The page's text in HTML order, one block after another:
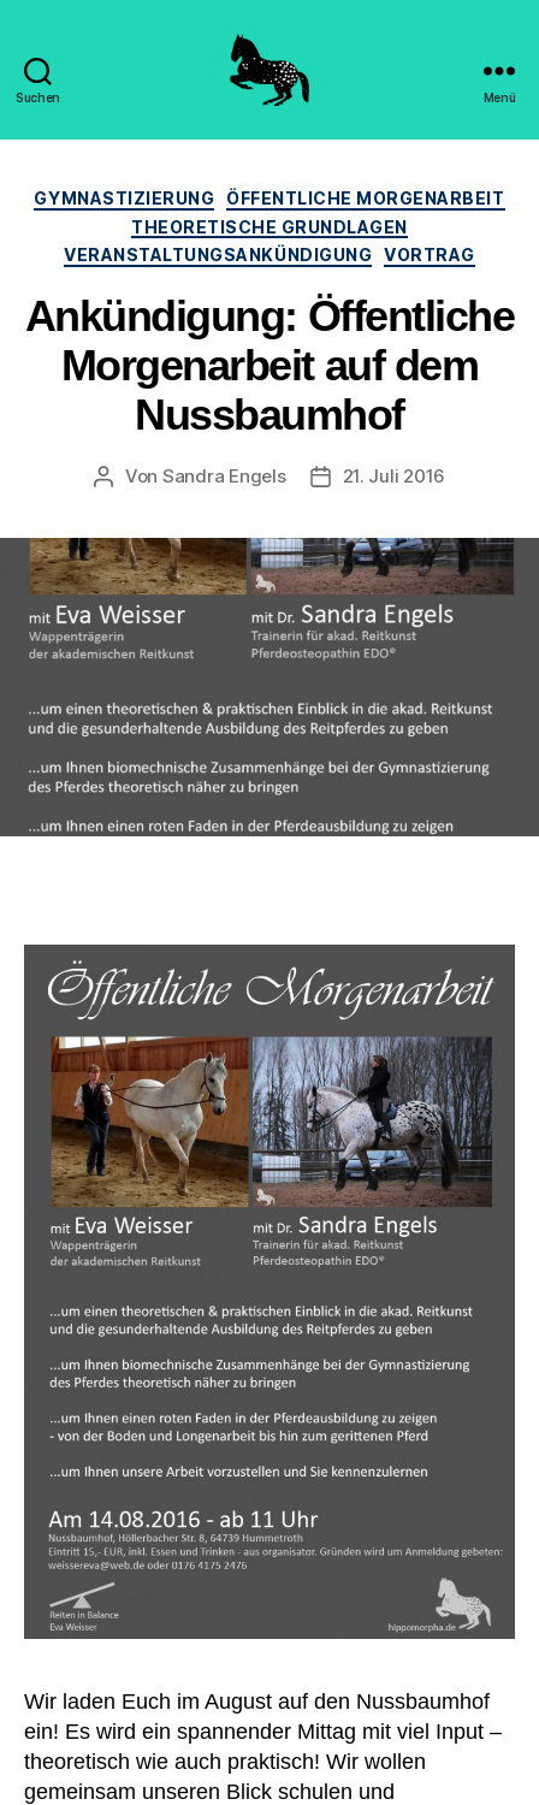
Suchen
-
Sandra
Engels
Menü
Kategorien
GYMNASTIZIERUNG
ÖFFENTLICHE MORGENARBEIT
THEORETISCHE GRUNDLAGEN
VERANSTALTUNGSANKÜNDIGUNG VORTRAG
Ankündigung: Öffentliche
Morgenarbeit auf dem
Nussbaumhof
Beitragsautor
Von Sandra Engels Beitragsdatum
21. Juli 2016
Wir laden Euch im August auf den Nussbaumhof
ein! Es wird ein spannender Mittag mit viel Input –
theoretisch wie auch praktisch! Wir wollen
gemeinsam unseren Blick schulen und